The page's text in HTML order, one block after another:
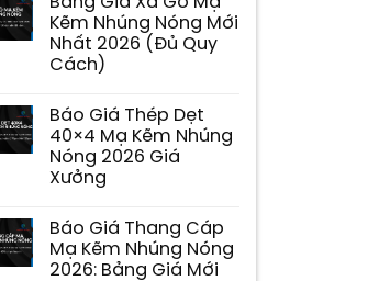
Kẽm Nhúng Nóng Mới
Nhất 2026 (Đủ Quy
Cách)
Báo Giá Thép Dẹt
40×4 Mạ Kẽm Nhúng
Nóng 2026 Giá
Xưởng
Báo Giá Thang Cáp
Mạ Kẽm Nhúng Nóng
2026: Bảng Giá Mới